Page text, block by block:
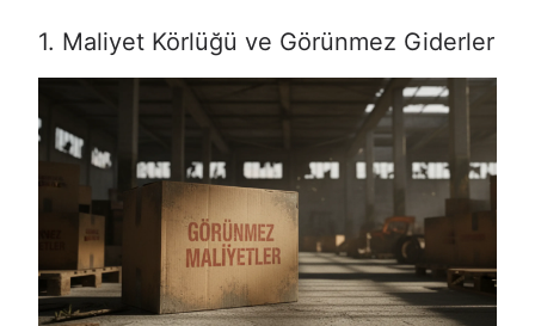
1. Maliyet Körlüğü ve Görünmez Giderler